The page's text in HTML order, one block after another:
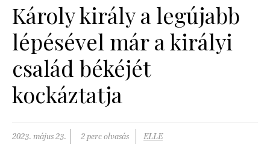
SZÉPSÉG
KULTÚRA
PSZICHÉ
PÁRKAPCSOLAT
Károly király a legújabb
lépésével már a királyi
család békéjét
kockáztatja
2023. május 23. 2 perc olvasás ELLE